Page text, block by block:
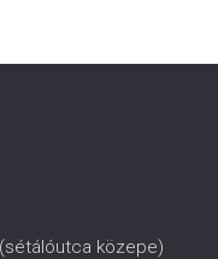
közepe)